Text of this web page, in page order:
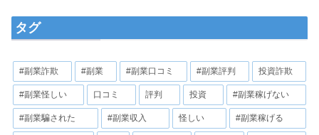
タグ
#副業詐欺 #副業 #副業口コミ #副業評判 投資詐欺
#副業怪しい 口コミ 評判 投資 #副業稼げない
#副業騙された #副業収入 怪しい #副業稼げる